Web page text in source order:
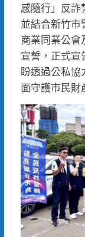
感隨行」反詐
並結合新竹市
商業同業公會
宣誓，正式宣
盼透過公私協
面守護市民財